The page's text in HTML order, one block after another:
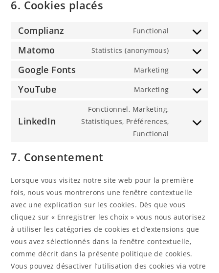
6. Cookies placés
Complianz Functional
Consent
complianz
Matomo Statistics (anonymous)
Consent
matomo
Google Fonts Marketing
Consent
fonts
YouTube Marketing
Consent
service
LinkedIn
Fonctionnel, Marketing,
Statistiques, Préférences,
Functional
Consent
7. Consentement
Lorsque vous visitez notre site web pour la première
fois, nous vous montrerons une fenêtre contextuelle
avec une explication sur les cookies. Dès que vous
cliquez sur « Enregistrer les choix » vous nous autorisez
à utiliser les catégories de cookies et d’extensions que
vous avez sélectionnés dans la fenêtre contextuelle,
comme décrit dans la présente politique de cookies.
Vous pouvez désactiver l’utilisation des cookies via votre